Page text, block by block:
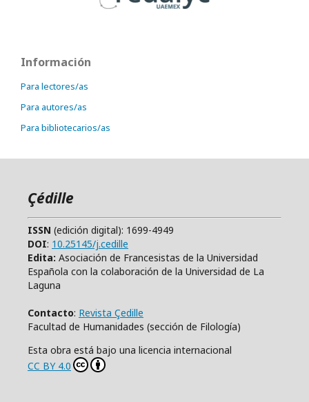
Información
Para lectores/as
Para autores/as
Para bibliotecarios/as
Çédille
ISSN (edición digital): 1699-4949
DOI: 10.25145/j.cedille
Edita: Asociación de Francesistas de la Universidad
Española con la colaboración de la Universidad de La
Laguna
Contacto: Revista Çedille
Facultad de Humanidades (sección de Filología)
Esta obra está bajo una licencia internacional
CC BY 4.0